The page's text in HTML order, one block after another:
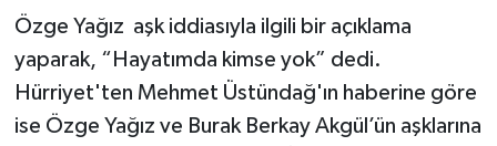
Özge Yağız aşk iddiasıyla ilgili bir açıklama
yaparak, “Hayatımda kimse yok” dedi.
Hürriyet'ten Mehmet Üstündağ'ın haberine göre
ise Özge Yağız ve Burak Berkay Akgül’ün aşklarına